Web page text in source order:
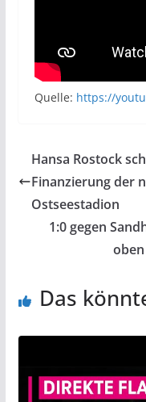
Quelle: https://
Hansa Rostock
Finanzierung der
Ostseestadion
1:0 gegen
Das